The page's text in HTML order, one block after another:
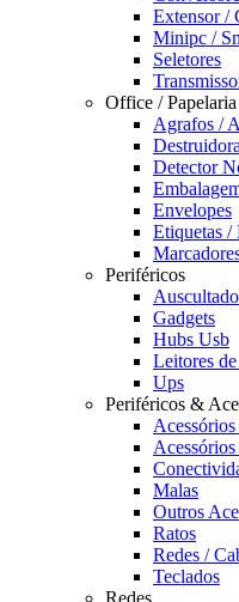
Extensor /
Minipc /
Seletores
Office / Papelaria
Agrafos /
Detector
Envelopes
Etiquetas /
Periféricos
Gadgets
Hubs Usb
Leitores
Ups
Periféricos &
Malas
Outros
Ratos
Redes /
Teclados
Redes